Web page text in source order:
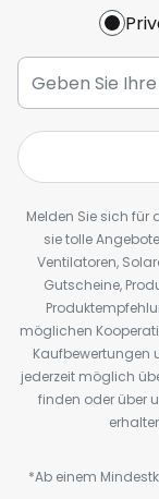
Melden Sie sich für
sie tolle
Ventilatoren,
Gutscheine,
möglichen
Kaufbewertungen
jederzeit möglich
finden oder über
*Ab einem